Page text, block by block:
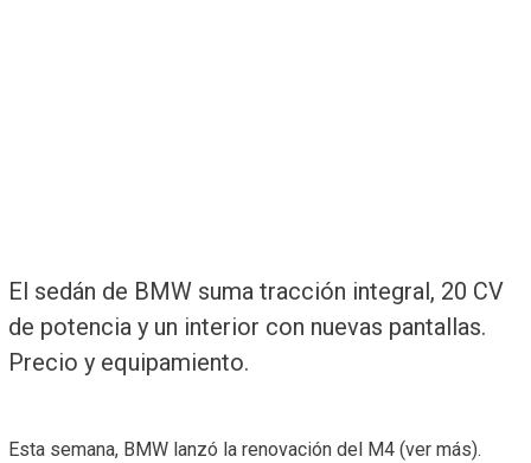
El sedán de BMW suma tracción integral, 20 CV
de potencia y un interior con nuevas pantallas.
Precio y equipamiento.
Esta semana, BMW lanzó la renovación del M4 (ver más).